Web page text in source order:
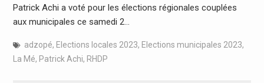
Patrick Achi a voté pour les élections régionales couplées
aux municipales ce samedi 2…
adzopé, Elections locales 2023, Elections municipales 2023,
La Mé, Patrick Achi, RHDP